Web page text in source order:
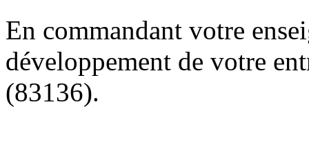
En commandant votre
développement de votre
(83136).